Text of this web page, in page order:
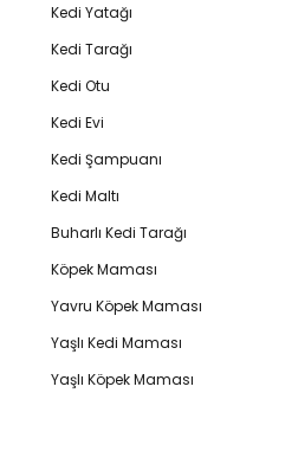
Kedi Yatağı
Kedi Tarağı
Kedi Otu
Kedi Evi
Kedi Şampuanı
Kedi Maltı
Buharlı Kedi Tarağı
Köpek Maması
Yavru Köpek Maması
Yaşlı Kedi Maması
Yaşlı Köpek Maması